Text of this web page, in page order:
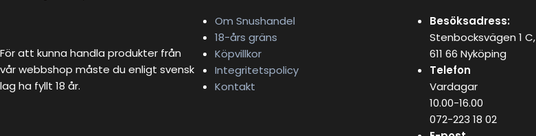
För att kunna handla produkter från
vår webbshop måste du enligt svensk
lag ha fyllt 18 år.
Om Snushandel
18-års gräns
Köpvillkor
Integritetspolicy
Kontakt
Besöksadress:
Stenbocksvägen 1 C,
611 66 Nyköping
Telefon
Vardagar
10.00-16.00
072-223 18 02